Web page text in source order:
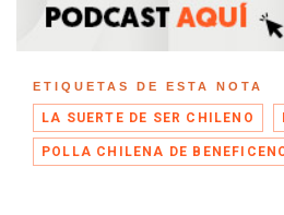
ETIQUETAS DE ESTA NOTA
LA SUERTE DE SER CHILENO
POLLA CHILENA DE